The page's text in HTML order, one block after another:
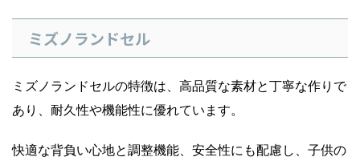
ミズノランドセル
ミズノランドセルの特徴は、高品質な素材と丁寧な作りで
あり、耐久性や機能性に優れています。
快適な背負い心地と調整機能、安全性にも配慮し、子供の